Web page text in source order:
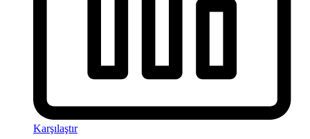
Karşılaştır